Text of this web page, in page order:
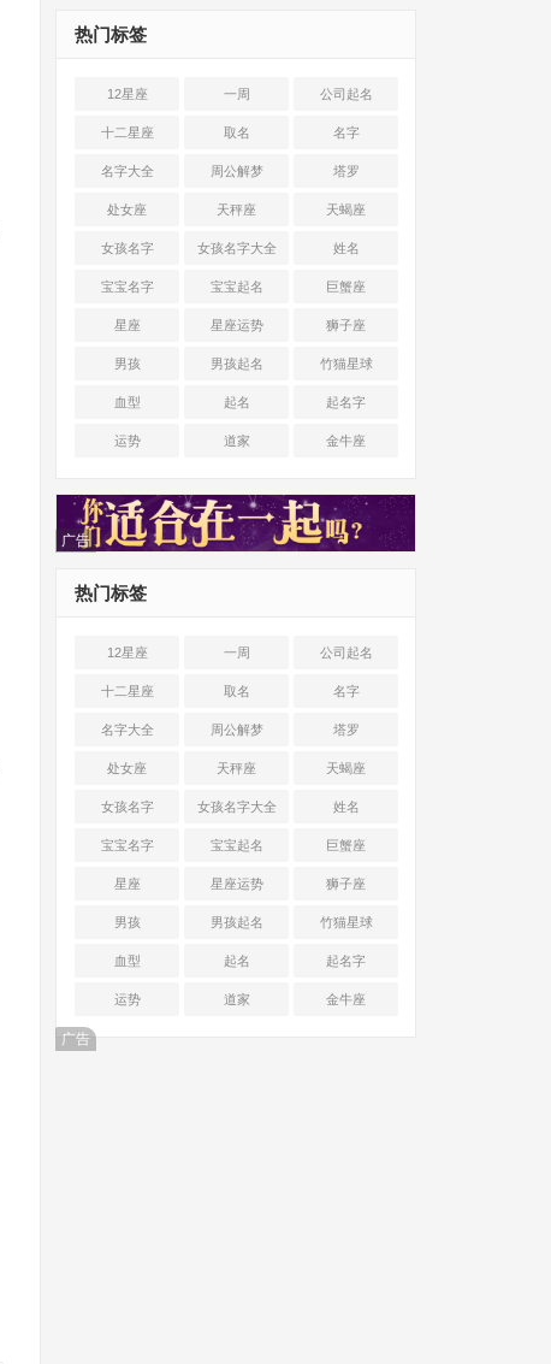
热门标签
12星座 一周 公司起名
十二星座 取名 名字
名字大全 周公解梦 塔罗
处女座 天秤座 天蝎座
女孩名字 女孩名字大全 姓名
宝宝名字 宝宝起名 巨蟹座
星座 星座运势 狮子座
男孩 男孩起名 竹猫星球
血型 起名 起名字
运势 道家 金牛座
广告
热门标签
12星座 一周 公司起名
十二星座 取名 名字
名字大全 周公解梦 塔罗
处女座 天秤座 天蝎座
女孩名字 女孩名字大全 姓名
宝宝名字 宝宝起名 巨蟹座
星座 星座运势 狮子座
男孩 男孩起名 竹猫星球
血型 起名 起名字
运势 道家 金牛座
广告